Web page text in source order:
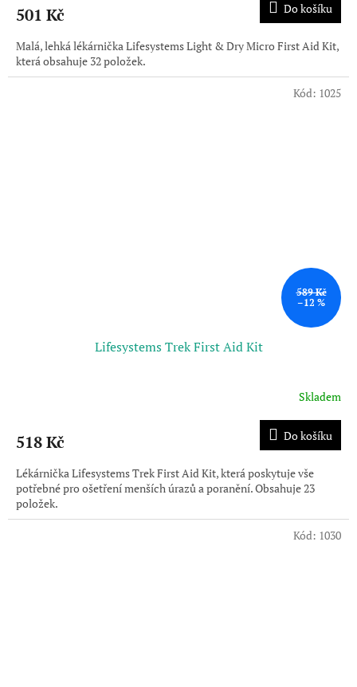
501 Kč Do košíku
Malá, lehká lékárnička Lifesystems Light & Dry Micro First Aid Kit,
která obsahuje 32 položek.
589 Kč
–12 %
Lifesystems Trek First Aid Kit
Skladem
518 Kč Do košíku
Lékárnička Lifesystems Trek First Aid Kit, která poskytuje vše
potřebné pro ošetření menších úrazů a poranění. Obsahuje 23
položek.
Kód: 1025
Kód: 1030